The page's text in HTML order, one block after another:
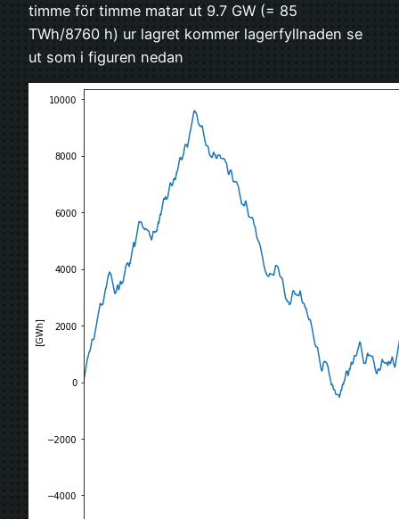
timme för timme matar ut 9.7 GW (= 85
TWh/8760 h) ur lagret kommer lagerfyllnaden se
ut som i figuren nedan